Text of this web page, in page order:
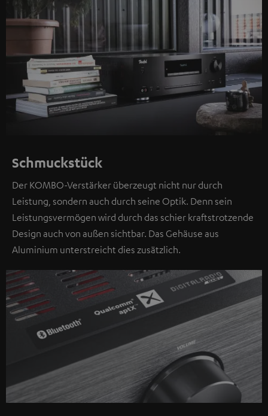
Schmuckstück
Der KOMBO-Verstärker überzeugt nicht nur durch
Leistung, sondern auch durch seine Optik. Denn sein
Leistungsvermögen wird durch das schier kraftstrotzende
Design auch von außen sichtbar. Das Gehäuse aus
Aluminium unterstreicht dies zusätzlich.